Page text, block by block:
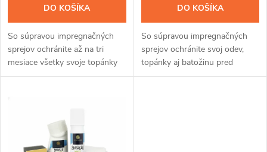
d
u
d
u
k
DO KOŠÍKA
So súpravou impregnačných
sprejov ochránite až na tri
mesiace všetky svoje topánky
od športových až po
DO KOŠÍKA
So súpravou impregnačných
sprejov ochránite svoj odev,
topánky aj batožinu pred
vlhkosťou aj znečistením. Tri